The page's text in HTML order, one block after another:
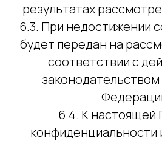
результатах
6.3. При недостижении
будет передан на
соответствии с
6.4. К настоящей
конфиденциальности